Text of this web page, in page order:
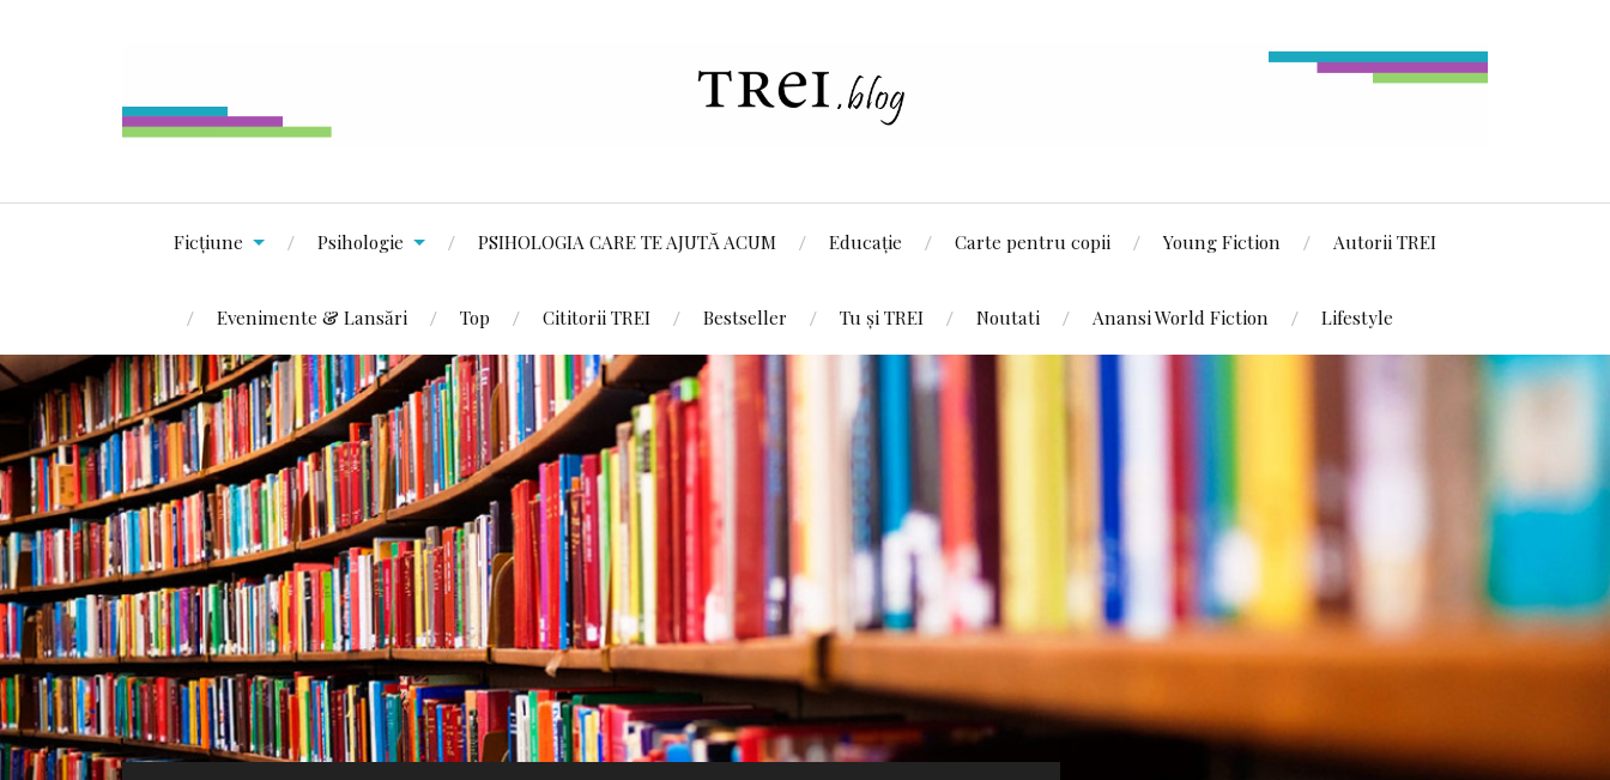
Ficțiune Psihologie PSIHOLOGIA CARE TE AJUTĂ ACUM Educație Carte pentru copii Young Fiction Autorii TREI
Evenimente & Lansări Top Cititorii TREI Bestseller Tu și TREI Noutati Anansi World Fiction Lifestyle